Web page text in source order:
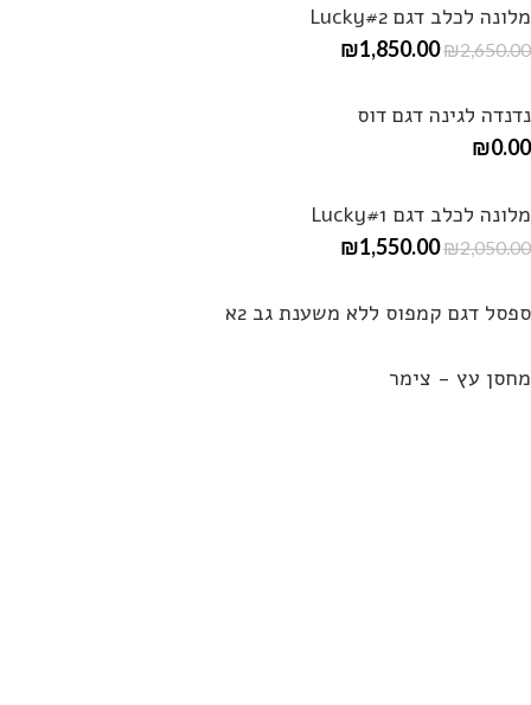
מלונה לכלב דגם Lucky#2
₪2,650.00
₪1,850.00
נדנדה לגינה דגם דוס
₪0.00
מלונה לכלב דגם Lucky#1
₪2,050.00
₪1,550.00
ספסל דגם קמפוס ללא משענת גב 2א
מחסן עץ - צימר